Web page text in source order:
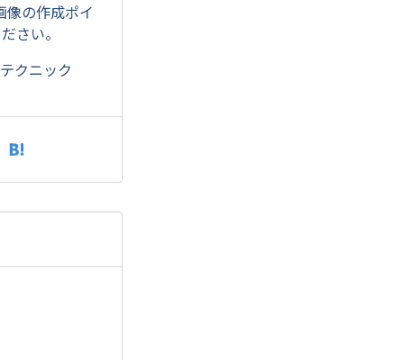
像の作成ポイ
さい。
クニック